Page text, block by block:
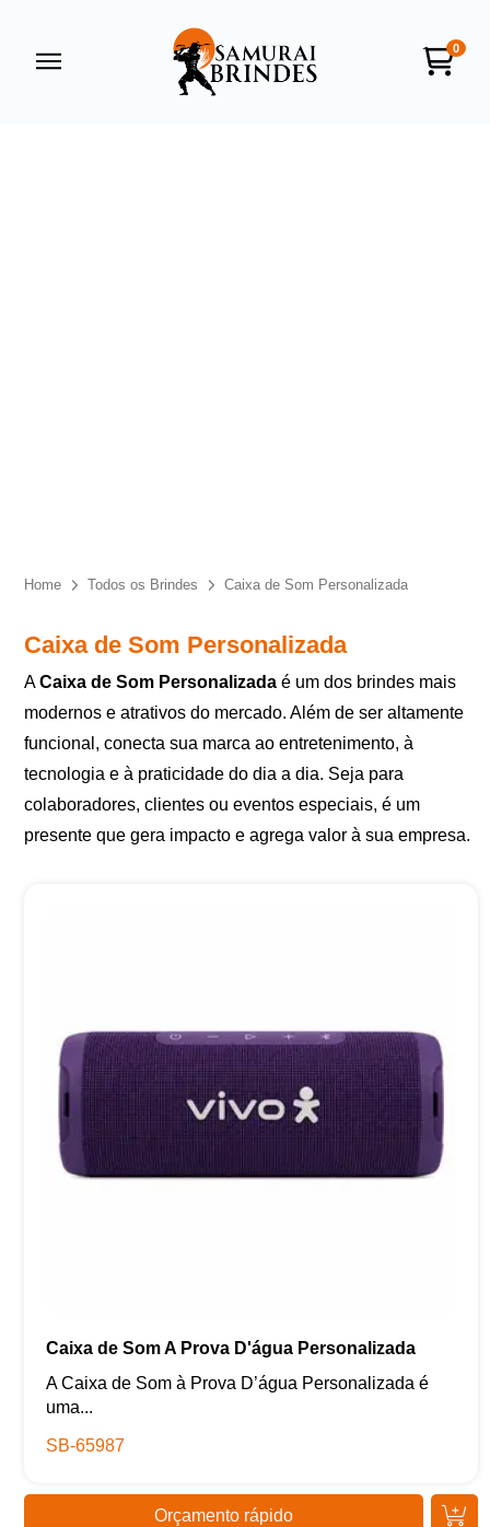
0
Home Todos os Brindes Caixa de Som Personalizada
Caixa de Som Personalizada
ACaixa de Som Personalizada é um dos brindes mais
modernos e atrativos do mercado. Além de ser altamente
funcional, conecta sua marca ao entretenimento, à
tecnologia e à praticidade do dia a dia. Seja para
colaboradores, clientes ou eventos especiais, é um
presente que gera impacto e agrega valor à sua empresa.
Caixa de Som A Prova D'água Personalizada
A Caixa de Som à Prova D’água Personalizada é
uma...
SB-65987
Orçamento rápido
Samurai Brindes
sua privacidade, utilizaremos seus dados apenas para fins
de marketing. Você pode alterar suas preferências a
Iniciar conversa